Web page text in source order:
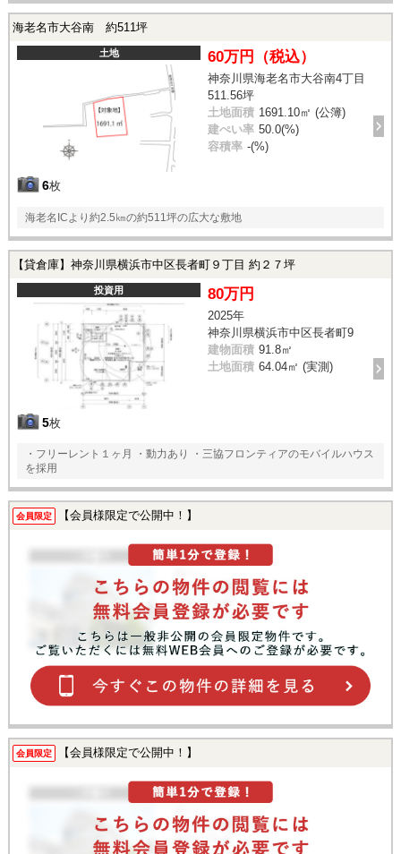
海老名市大谷南 約511坪
土地
6枚
60万円（税込）
神奈川県海老名市大谷南4丁目
511.56坪
土地面積 1691.10㎡ (公簿)
建ぺい率 50.0(%)
容積率 -(%)
海老名ICより約2.5㎞の約511坪の広大な敷地
【貸倉庫】神奈川県横浜市中区長者町９丁目 約２７坪
投資用
5枚
80万円
2025年
神奈川県横浜市中区長者町9
建物面積 91.8㎡
土地面積 64.04㎡ (実測)
・フリーレント１ヶ月 ・動力あり ・三協フロンティアのモバイルハウス
を採用
会員限定 【会員様限定で公開中！】
会員限定 【会員様限定で公開中！】